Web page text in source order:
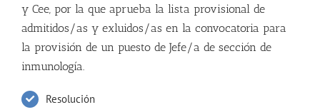
y Cee, por la que aprueba la lista provisional de
admitidos/as y exluidos/as en la convocatoria para
la provisión de un puesto de Jefe/a de sección de
inmunología.
Resolución